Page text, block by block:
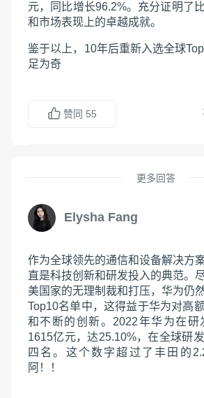
元，同比增长96.2%。充分证明了
和市场表现上的卓越成就。
鉴于以上，10年后重新入选全球
足为奇
赞同 55
更多回答
Elysha Fang
作为全球领先的通信和设备解决方
直是科技创新和研发投入的典范。
美国家的无理制裁和打压，华为仍
Top10名单中，这得益于华为对高
和不断的创新。2022年华为在研
1615亿元，达25.10%，在全球研
四名。这个数字超过了丰田的
阿！！